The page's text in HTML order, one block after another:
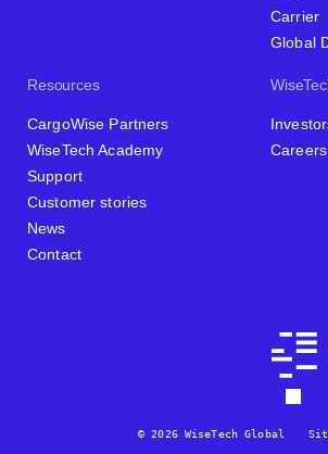
Carrier
Global
Resources
CargoWise Partners
WiseTech Academy
Support
Customer stories
News
Contact
Careers
© 2026 WiseTech Global